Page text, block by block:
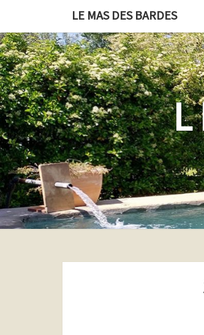
LE MAS DES BARDES